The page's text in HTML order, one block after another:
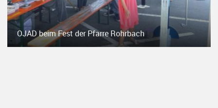
OJAD beim Fest der Pfarre Rohrbach